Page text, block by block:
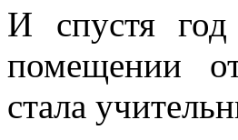
И спустя год
помещении
стала